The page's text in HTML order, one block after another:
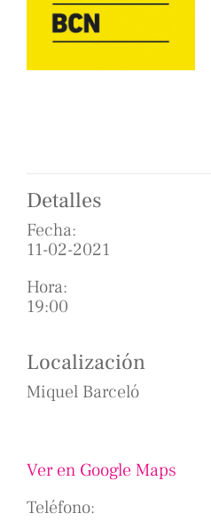
Detalles
Fecha:
11-02-2021
Hora:
19:00
Localización
Miquel Barceló
Ver en Google Maps
Teléfono: